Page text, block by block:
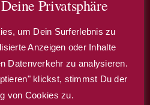
Privatsphäre
um Dein Surferlebnis zu
Anzeigen oder Inhalte
Datenverkehr zu analysieren.
klickst, stimmst Du der
von Cookies zu.